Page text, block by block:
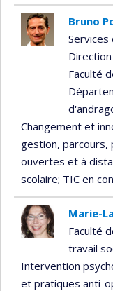
Bruno
Services
Direction
Faculté
Changement et
gestion,
ouvertes et à
scolaire; TIC en
Marie-
Faculté
travail
Intervention
et pratiques anti-